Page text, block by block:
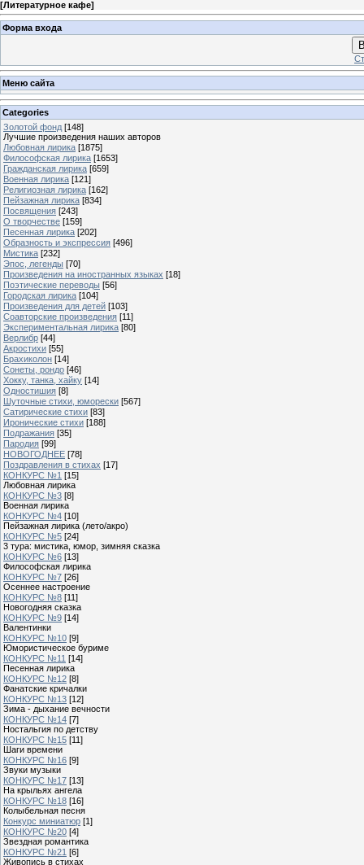
[Литературное кафе]
Форма входа
Меню сайта
Categories
Золотой фонд [148]
Лучшие произведения наших авторов
Любовная лирика [1875]
Философская лирика [1653]
Гражданская лирика [659]
Военная лирика [121]
Религиозная лирика [162]
Пейзажная лирика [834]
Посвящения [243]
О творчестве [159]
Песенная лирика [202]
Образность и экспрессия [496]
Мистика [232]
Эпос, легенды [70]
Произведения на иностранных языках [18]
Поэтические переводы [56]
Городская лирика [104]
Произведения для детей [103]
Соавторские произведения [11]
Экспериментальная лирика [80]
Верлибр [44]
Акростихи [55]
Брахиколон [14]
Сонеты, рондо [46]
Хокку, танка, хайку [14]
Одностишия [8]
Шуточные стихи, юморески [567]
Сатирические стихи [83]
Иронические стихи [188]
Подражания [35]
Пародия [99]
НОВОГОДНЕЕ [78]
Поздравления в стихах [17]
КОНКУРС №1 [15]
Любовная лирика
КОНКУРС №3 [8]
Военная лирика
КОНКУРС №4 [10]
Пейзажная лирика (лето/акро)
КОНКУРС №5 [24]
3 тура: мистика, юмор, зимняя сказка
КОНКУРС №6 [13]
Философская лирика
КОНКУРС №7 [26]
Осеннее настроение
КОНКУРС №8 [11]
Новогодняя сказка
КОНКУРС №9 [14]
Валентинки
КОНКУРС №10 [9]
Юмористическое буриме
КОНКУРС №11 [14]
Песенная лирика
КОНКУРС №12 [8]
Фанатские кричалки
КОНКУРС №13 [12]
Зима - дыхание вечности
КОНКУРС №14 [7]
Ностальгия по детству
КОНКУРС №15 [11]
Шаги времени
КОНКУРС №16 [9]
Звуки музыки
КОНКУРС №17 [13]
На крыльях ангела
КОНКУРС №18 [16]
Колыбельная песня
Конкурс миниатюр [1]
КОНКУРС №20 [4]
Звездная романтика
КОНКУРС №21 [6]
Живопись в стихах